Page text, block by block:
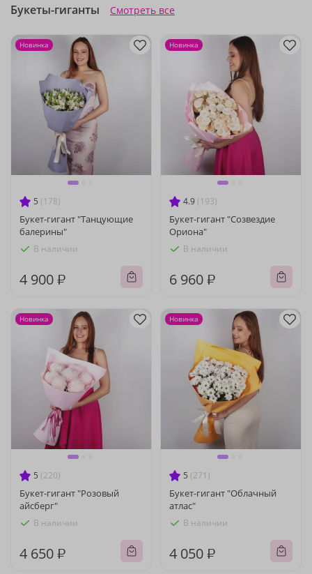
Букеты-гиганты Смотреть все
5 (178)
Букет-гигант "Танцующие
балерины"
В наличии
4 900 ₽
Новинка
4.9 (193)
Букет-гигант "Созвездие
Ориона"
В наличии
6 960 ₽
Новинка
5 (220)
Букет-гигант "Розовый
айсберг"
В наличии
4 650 ₽
Новинка
5 (271)
Букет-гигант "Облачный
атлас"
В наличии
4 050 ₽
Новинка